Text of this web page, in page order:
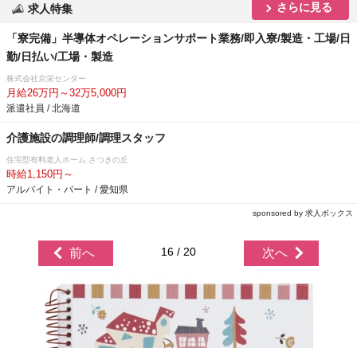
求人特集 さらに見る
「寮完備」半導体オペレーションサポート業務/即入寮/製造・工場/日
勤/日払い/工場・製造
株式会社京栄センター
月給26万円～32万5,000円
派遣社員 / 北海道
介護施設の調理師/調理スタッフ
住宅型有料老人ホーム さつきの丘
時給1,150円～
アルバイト・パート / 愛知県
sponsored by 求人ボックス
前へ 16 / 20 次へ